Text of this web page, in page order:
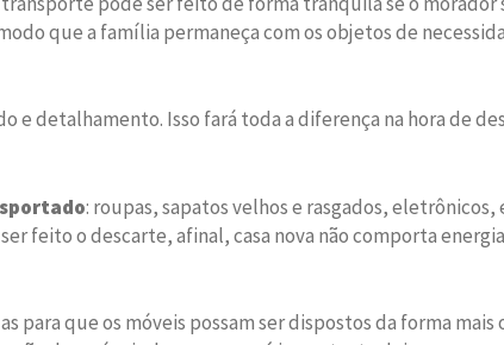
que a família permaneça com os objetos de
e detalhamento. Isso fará toda a diferença na hora de
: roupas, sapatos velhos e rasgados,
o descarte, afinal, casa nova não comporta
para que os móveis possam ser dispostos da forma